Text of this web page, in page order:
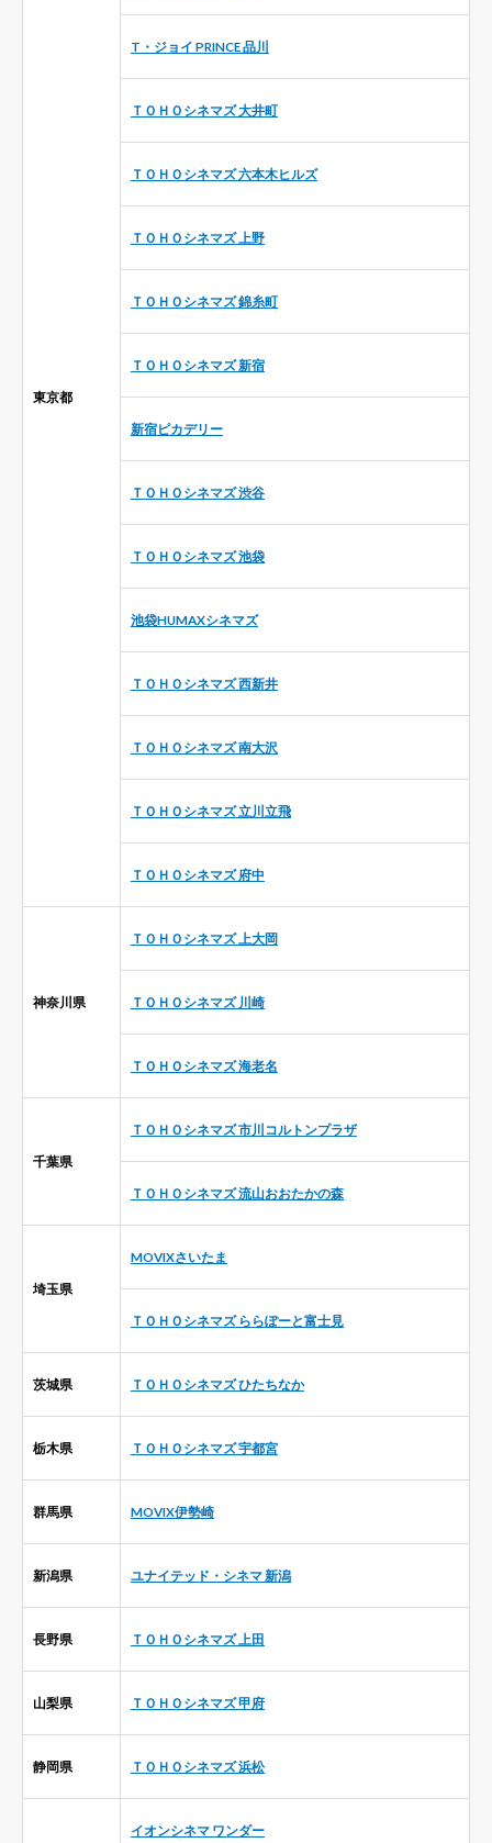
東京都
T・ジョイ PRINCE 品川
ＴＯＨＯシネマズ 大井町
ＴＯＨＯシネマズ 六本木ヒルズ
ＴＯＨＯシネマズ 上野
ＴＯＨＯシネマズ 錦糸町
ＴＯＨＯシネマズ 新宿
新宿ピカデリー
ＴＯＨＯシネマズ 渋谷
ＴＯＨＯシネマズ 池袋
池袋HUMAXシネマズ
ＴＯＨＯシネマズ 西新井
ＴＯＨＯシネマズ 南大沢
ＴＯＨＯシネマズ 立川立飛
ＴＯＨＯシネマズ 府中
神奈川県
ＴＯＨＯシネマズ 上大岡
ＴＯＨＯシネマズ 川崎
ＴＯＨＯシネマズ 海老名
千葉県
ＴＯＨＯシネマズ 市川コルトンプラザ
ＴＯＨＯシネマズ 流山おおたかの森
埼玉県
MOVIXさいたま
ＴＯＨＯシネマズ ららぽーと富士見
茨城県 ＴＯＨＯシネマズ ひたちなか
栃木県 ＴＯＨＯシネマズ 宇都宮
群馬県 MOVIX伊勢崎
新潟県 ユナイテッド・シネマ 新潟
長野県 ＴＯＨＯシネマズ 上田
山梨県 ＴＯＨＯシネマズ 甲府
静岡県 ＴＯＨＯシネマズ 浜松
イオンシネマ ワンダー